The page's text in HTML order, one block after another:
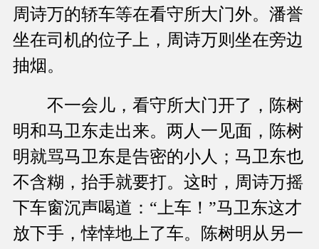
周诗万的轿车等在看守所大门外。潘誉
坐在司机的位子上，周诗万则坐在旁边
抽烟。
不一会儿，看守所大门开了，陈树
明和马卫东走出来。两人一见面，陈树
明就骂马卫东是告密的小人；马卫东也
不含糊，抬手就要打。这时，周诗万摇
下车窗沉声喝道：“上车！”马卫东这才
放下手，悻悻地上了车。陈树明从另一